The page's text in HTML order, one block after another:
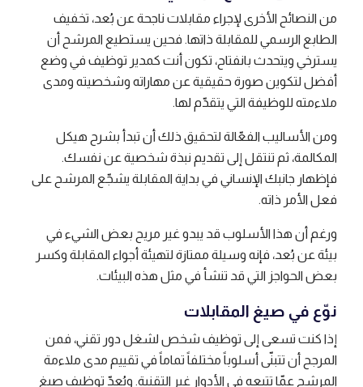
من النصائح الأخرى لإجراء مقابلات ناجحة عن بُعد، تخفيف
الطابع الرسمي للمقابلة ذاتها. فحين يستطيع المرشح أن
يسترخي ويتحدث بانفتاح، تكون أنت كمدير توظيف في وضع
أفضل لتكوين صورة حقيقية عن مهاراته وشخصيته ومدى
ملاءمته للوظيفة التي يتقدّم لها.
ومن الأساليب الفعّالة لتحقيق ذلك أن تبدأ بشرح هيكل
المكالمة، ثم تنتقل إلى تقديم نبذة شخصية عن نفسك.
فإظهار جانبك الإنساني في بداية المقابلة يشجّع المرشح على
فعل الأمر ذاته.
ورغم أن هذا الأسلوب قد يبدو غير مريح بعض الشيء في
بيئة عن بُعد، فإنه وسيلة ممتازة لتهيئة أجواء المقابلة وكسر
بعض الحواجز التي قد تنشأ في مثل هذه البيئات.
نوّع في صيغ المقابلات
إذا كنت تسعى إلى توظيف شخص لشغل دور تقني، فمن
المرجح أن تتبنّى أسلوباً مختلفاً تماماً في تقييم مدى ملاءمة
المرشح عمّا تتبعه في الأدوار غير التقنية. ويُعدّ توظيف صيغ